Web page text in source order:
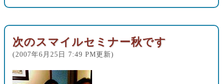
次のスマイルセミナー秋です
(2007年6月25日 7:49 PM更新)